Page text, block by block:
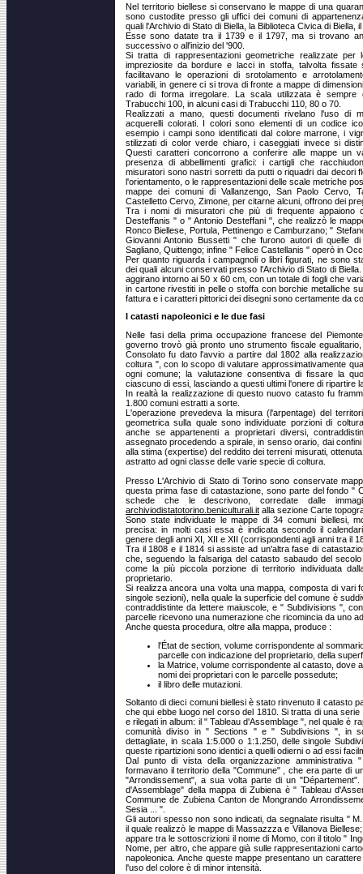
Nel territorio biellese si conservano le mappe di una
sono custodite presso gli uffici dei comuni di
quali l'Archivio di Stato di Biella, la Biblioteca Civica di Biella,
Esse sono datate tra il 1739 e il 1797, ma si trovano
successivo o all'inizio del '900.
Si tratta di rappresentazioni geometriche realizzate
impreziosite da bordure e lacci in stoffa, talvolta
facilitavano le operazioni di srotolamento e
variabili, in genere ci si trova di fronte a mappe di
rado di forma irregolare. La scala utilizzata è sempre
Trabucchi 100, in alcuni casi di Trabucchi 110, 80 o 70.
Realizzati a mano, questi documenti rivelano l'uso di
acquerelli colorati. I colori sono elementi di un codice
esempio i campi sono identificati dal colore marrone, i
stilizzati di color verde chiaro, i caseggiati invece si
Questi caratteri concorrono a conferire alle mappe un
presenza di abbellimenti grafici: i cartigli che
misuratori sono nastri sorretti da putti o riquadri dai decori
l'orientamento, o le rappresentazioni delle scale metriche
mappe dei comuni di Vallanzengo, San Paolo Cervo,
Castelletto Cervo, Zimone, per citarne alcuni, offrono dei
Tra i nomi di misuratori che più di frequente appaiono
Desteffanis " o " Antonio Desteffani ", che realizzò le
Ronco Biellese, Portula, Pettinengo e Camburzano; "
Giovanni Antonio Bussetti " che furono autori di quelle di
Sagliano, Quittengo; infine " Felice Castellanis " operò in
Per quanto riguarda i campagnoli o libri figurati, ne sono
dei quali alcuni conservati presso l'Archivio di Stato di
aggirano intorno ai 50 x 60 cm, con un totale di fogli che
in cartone rivestiti in pelle o stoffa con borchie metalliche
fattura e i caratteri pittorici dei disegni sono certamente da
I catasti napoleonici e le due fasi
Nelle fasi della prima occupazione francese del
governo trovò già pronto uno strumento fiscale
Consolato fu dato l'avvio a partire dal 1802 alla
coltura ", con lo scopo di valutare approssimativamente
ogni comune; la valutazione consentiva di fissare la
ciascuno di essi, lasciando a questi ultimi l'onere di ripartire
In realtà la realizzazione di questo nuovo catasto fu
1.800 comuni estratti a sorte.
L'operazione prevedeva la misura (l'arpentage) del
geometrica sulla quale sono individuate porzioni di
anche se appartenenti a proprietari diversi,
assegnato procedendo a spirale, in senso orario, dai
alla stima (expertise) del reddito dei terreni misurati,
astratto ad ogni classe delle varie specie di coltura.
Presso L'Archivio di Stato di Torino sono conservate
questa prima fase di catastazione, sono parte del fondo "
schede che le descrivono, corredate dalle
archiviodistatotorino.beniculturali.it alla sezione Carte
Sono state individuate le mappe di 34 comuni biellesi,
precisa: in molti casi essa è indicata secondo il
genere degli anni XI, XII e XII (corrispondenti agli anni tra il
Tra il 1808 e il 1814 si assiste ad un'altra fase di
che, seguendo la falsariga del catasto sabaudo del
come la più piccola porzione di territorio individuata
proprietario.
Si realizza ancora una volta una mappa, composta di vari
singole sezioni), nella quale la superficie del comune è
contraddistinte da lettere maiuscole, e " Subdivisions ",
parcelle ricevono una numerazione che ricomincia da uno
Anche questa procedura, oltre alla mappa, produce :
l'État de section, volume corrispondente al
parcelle con indicazione del proprietario, della
la Matrice, volume corrispondente al catasto, dove
nomi dei proprietari con le parcelle possedute;
il libro delle mutazioni.
Soltanto di dieci comuni biellesi è stato rinvenuto il catasto
che qui ebbe luogo nel corso del 1810. Si tratta di una
e rilegati in album: il " Tableau d'Assemblage ", nel quale è
comunità diviso in " Sections " e " Subdivisions ", in
dettagliate, in scala 1:5.000 o 1:1.250, delle singole
queste ripartizioni sono identici a quelli odierni o ad essi
Dal punto di vista della organizzazione
formavano il territorio della "Commune" , che era parte di
"Arrondissement", a sua volta parte di un
d'Assemblage" della mappa di Zubiena è " Tableau
Commune de Zubiena Canton de Mongrando
Sesia ... ".
Gli autori spesso non sono indicati, da segnalate risulta "
il quale realizzò le mappe di Massazzza e Villanova
appare tra le sottoscrizioni il nome di Momo, con il titolo "
Nome, per altro, che appare già sulle rappresentazioni
napoleonica. Anche queste mappe presentano un
l'uso del colore è di minor intensità.